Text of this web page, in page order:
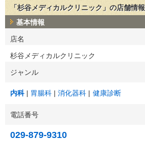
「杉谷メディカルクリニック」の店舗情報
基本情報
店名
杉谷メディカルクリニック
ジャンル
内科 胃腸科 消化器科 健康診断
電話番号
029-879-9310